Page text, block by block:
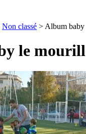
Non classé > Album
le